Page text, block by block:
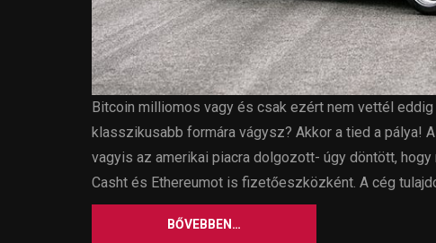
Bitcoin milliomos vagy és csak ezért nem vettél
klasszikusabb formára vágysz? Akkor a tied a pálya!
vagyis az amerikai piacra dolgozott- úgy döntött,
Casht és Ethereumot is fizetőeszközként. A cég
BŐVEBBEN…